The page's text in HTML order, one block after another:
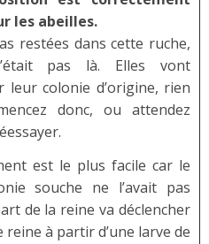
les abeilles.
restées dans cette ruche,
pas là. Elles vont
leur colonie d’origine, rien
donc, ou attendez
est le plus facile car le
souche ne l’avait pas
de la reine va déclencher
reine à partir d’une larve de